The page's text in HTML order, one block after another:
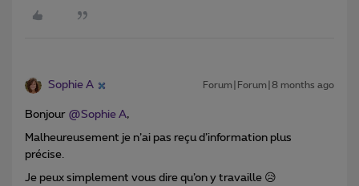
Sophie A Forum|Forum|8 months ago
Bonjour ​ @Sophie A,
Malheureusement je n’ai pas reçu d’information plus
précise.
Je peux simplement vous dire qu’on y travaille 😥